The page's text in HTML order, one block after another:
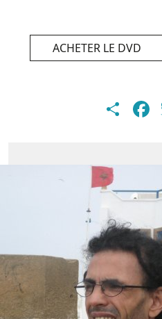
ACHETER LE DVD